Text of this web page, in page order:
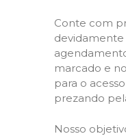
Conte com
marcado e
para o
prezando
Nosso